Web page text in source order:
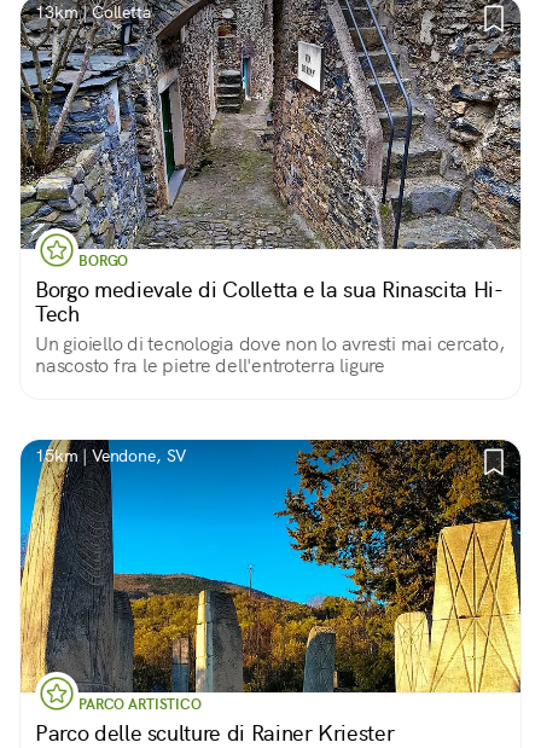
13km | Colletta
BORGO
Borgo medievale di Colletta e la sua Rinascita Hi-
Tech
Un gioiello di tecnologia dove non lo avresti mai cercato,
nascosto fra le pietre dell'entroterra ligure
15km | Vendone, SV
PARCO ARTISTICO
Parco delle sculture di Rainer Kriester